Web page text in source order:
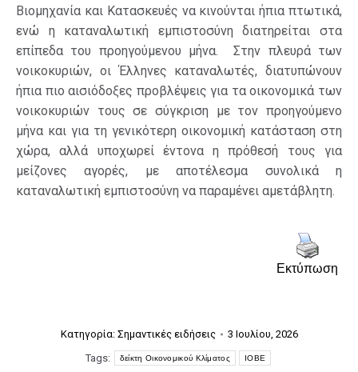
Βιομηχανία και Κατασκευές να κινούνται ήπια πτωτικά,
ενώ η καταναλωτική εμπιστοσύνη διατηρείται στα
επίπεδα του προηγούμενου μήνα. Στην πλευρά των
νοικοκυριών, οι Έλληνες καταναλωτές, διατυπώνουν
ήπια πιο αισιόδοξες προβλέψεις για τα οικονομικά των
νοικοκυριών τους σε σύγκριση με τον προηγούμενο
μήνα και για τη γενικότερη οικονομική κατάσταση στη
χώρα, αλλά υποχωρεί έντονα η πρόθεσή τους για
μείζονες αγορές, με αποτέλεσμα συνολικά η
καταναλωτική εμπιστοσύνη να παραμένει αμετάβλητη.
Εκτύπωση
Κατηγορία: Σημαντικές ειδήσεις
3 Ιουλίου, 2026
Tags:
δείκτη Οικονομικού Κλίματος ΙΟΒΕ